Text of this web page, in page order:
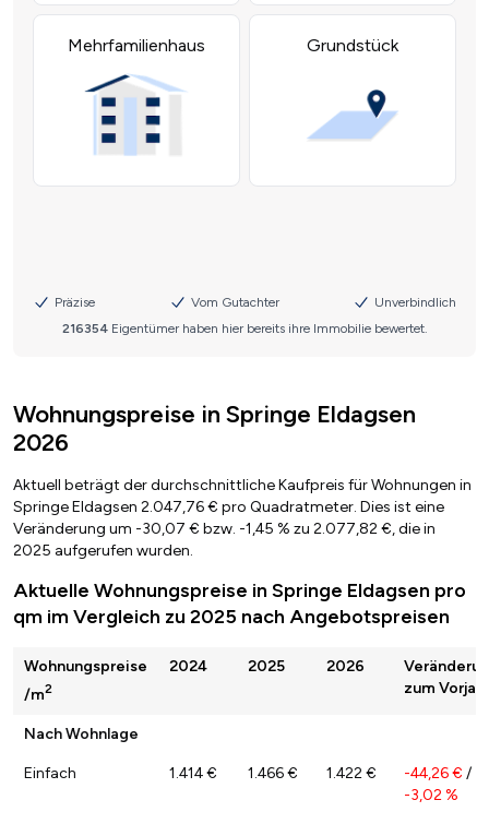
Wohnungspreise in Springe Eldagsen
2026
Aktuell beträgt der durchschnittliche Kaufpreis für Wohnungen in
Springe Eldagsen 2.047,76 € pro Quadratmeter. Dies ist eine
Veränderung um -30,07 € bzw. -1,45 % zu 2.077,82 €, die in
2025 aufgerufen wurden.
Aktuelle Wohnungspreise in Springe Eldagsen pro
qm im Vergleich zu 2025 nach Angebotspreisen
Wohnungspreise
/m2
2024 2025 2026
zum Vorjahr
Nach Wohnlage
Einfach 1.414 € 1.466 € 1.422 € -44,26 € /
-3,02 %